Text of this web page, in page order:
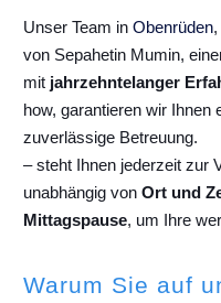
Unser Team in Obenrüden
von Sepahetin Mumin,
mit jahrzehntelanger
how, garantieren wir Ihnen
zuverlässige Betreuung.
– steht Ihnen jederzeit zur
unabhängig von Ort und
Mittagspause, um Ihre
Warum Sie auf